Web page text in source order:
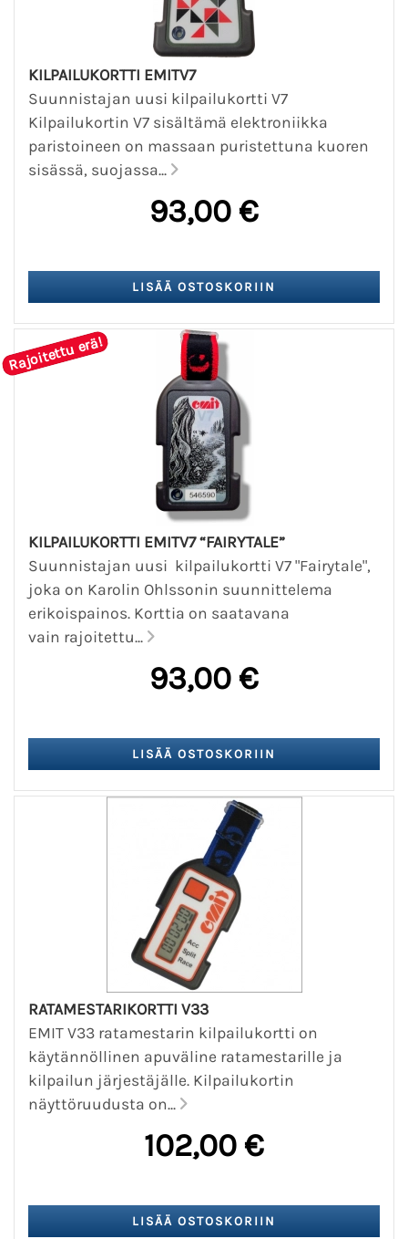
KILPAILUKORTTI EMITV7
Suunnistajan uusi kilpailukortti V7
Kilpailukortin V7 sisältämä elektroniikka
paristoineen on massaan puristettuna kuoren
sisässä, suojassa...
93,00 €
Rajoitettu erä!
KILPAILUKORTTI EMITV7 “FAIRYTALE”
Suunnistajan uusi kilpailukortti V7 "Fairytale",
joka on Karolin Ohlssonin suunnittelema
erikoispainos. Korttia on saatavana
vain rajoitettu...
93,00 €
RATAMESTARIKORTTI V33
EMIT V33 ratamestarin kilpailukortti on
käytännöllinen apuväline ratamestarille ja
kilpailun järjestäjälle. Kilpailukortin
näyttöruudusta on...
102,00 €